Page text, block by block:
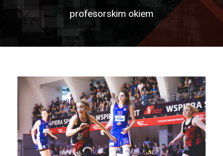
profesorskim okiem